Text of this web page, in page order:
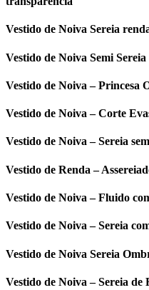
Vestido de Noiva Sereia
Vestido de Noiva Semi Sereia
Vestido de Noiva – Princesa
Vestido de Noiva – Corte
Vestido de Noiva – Sereia
Vestido de Renda –
Vestido de Noiva – Fluido
Vestido de Noiva – Sereia
Vestido de Noiva Sereia
Vestido de Noiva – Sereia de